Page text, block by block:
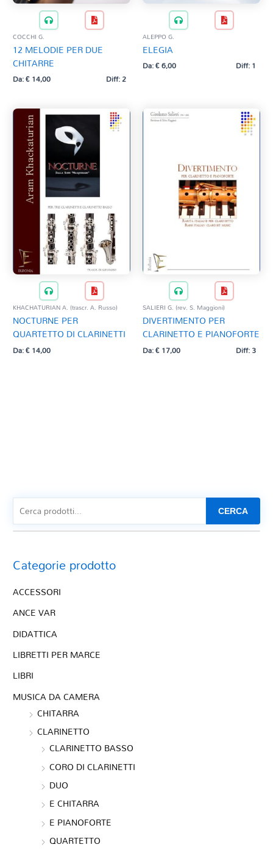
COCCHI G.
12 MELODIE PER DUE
CHITARRE
Da:€14,00 Diff: 2
ALEPPO G.
ELEGIA
Da:€6,00 Diff: 1
KHACHATURIAN A. (trascr. A. Russo)
NOCTURNE PER
QUARTETTO DI CLARINETTI
Da:€14,00
SALIERI G. (rev. S. Maggioni)
DIVERTIMENTO PER
CLARINETTO E PIANOFORTE
Da:€17,00 Diff: 3
CERCA
Categorie prodotto
ACCESSORI
ANCE VAR
DIDATTICA
LIBRETTI PER MARCE
LIBRI
MUSICA DA CAMERA
CHITARRA
CLARINETTO
CLARINETTO BASSO
CORO DI CLARINETTI
DUO
E CHITARRA
E PIANOFORTE
QUARTETTO